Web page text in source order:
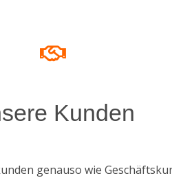
Kunden
genauso wie